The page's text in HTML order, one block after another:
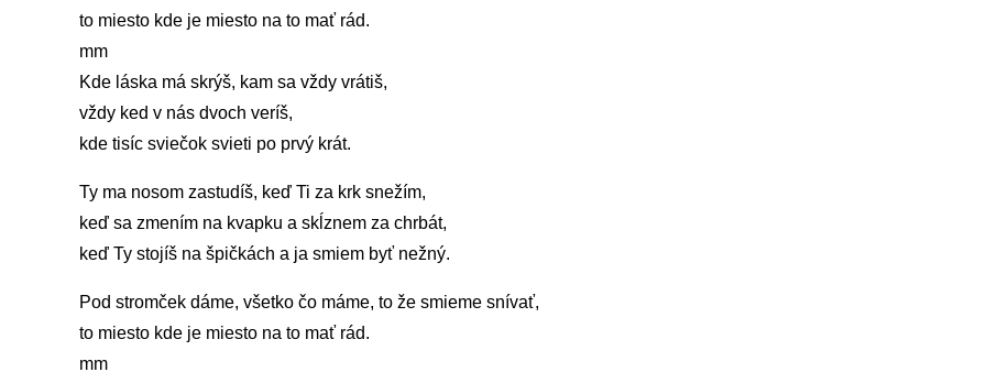
to miesto kde je miesto na to mať rád.
mm
Kde láska má skrýš, kam sa vždy vrátiš,
vždy ked v nás dvoch veríš,
kde tisíc sviečok svieti po prvý krát.
Ty ma nosom zastudíš, keď Ti za krk snežím,
keď sa zmením na kvapku a skĺznem za chrbát,
keď Ty stojíš na špičkách a ja smiem byť nežný.
Pod stromček dáme, všetko čo máme, to že smieme snívať,
to miesto kde je miesto na to mať rád.
mm